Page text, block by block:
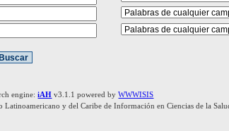
engine:iAH v3.1.1 powered byWWWISIS
Latinoamericano y del Caribe de Información en Ciencias de la